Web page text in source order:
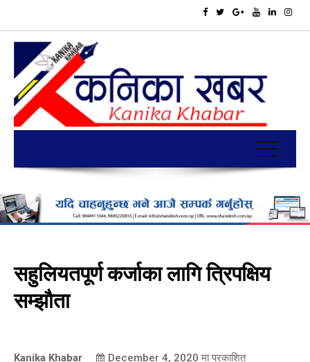
सहुलियतपूर्ण कर्जाका लागि त्रिपक्षिय
सम्झौता
Kanika Khabar December 4, 2020 मा प्रकाशित